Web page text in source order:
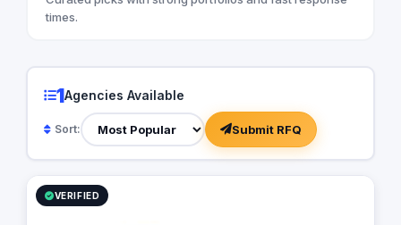
times.
1Agencies Available
Sort: Submit RFQ
VERIFIED